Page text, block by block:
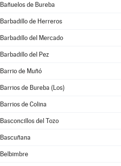
Bañuelos de Bureba
Barbadillo de Herreros
Barbadillo del Mercado
Barbadillo del Pez
Barrio de Muñó
Barrios de Bureba (Los)
Barrios de Colina
Basconcillos del Tozo
Bascuñana
Belbimbre